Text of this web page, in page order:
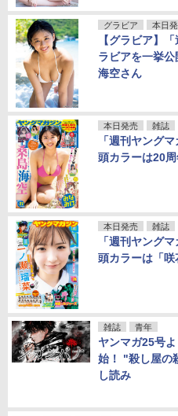
グラビア 本日
【グラビア】
ラビアを一挙
海空さん
本日発売 雑誌
「週刊ヤング
頭カラーは20周
本日発売 雑誌
「週刊ヤング
頭カラーは「咲
雑誌 青年
ヤンマガ25号
始！ "殺し屋の
し読み